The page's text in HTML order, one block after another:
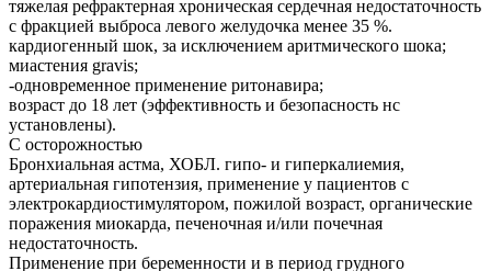
тяжелая рефрактерная хроническая сердечная недостаточность
с фракцией выброса левого желудочка менее 35 %.
кардиогенный шок, за исключением аритмического шока;
миастения gravis;
-одновременное применение ритонавира;
возраст до 18 лет (эффективность и безопасность нс
установлены).
С осторожностью
Бронхиальная астма, ХОБЛ. гипо- и гиперкалиемия,
артериальная гипотензия, применение у пациентов с
электрокардиостимулятором, пожилой возраст, органические
поражения миокарда, печеночная и/или почечная
недостаточность.
Применение при беременности и в период грудного